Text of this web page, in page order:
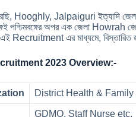
Hooghly, Jalpaiguri ইত্যাদি
পশ্চিমবঙ্গের অপর এক জেলা
এই Recruitment এর মাধ্যমে, বিস্তারিত
2023 Overview:-
District Health &
GDMO, Staff Nurse etc.